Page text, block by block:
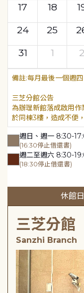
17
18
24
25
31
1 2
每月最後一個週
三芝分館公告
為辦理新館落成啟用作
於同棟3樓，造成不便
週日、週一 8:30-
(16:30停止借還書)
週二至週六 8:30-
(18:30停止借還書)
休館
三芝分館
Sanzhi Branch